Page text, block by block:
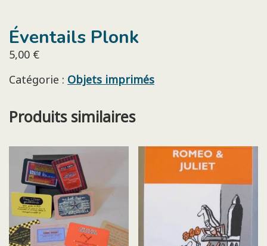
Éventails Plonk
5,00 €
Catégorie : Objets imprimés
Produits similaires